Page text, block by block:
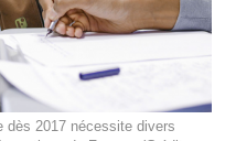
dès 2017 nécessite divers